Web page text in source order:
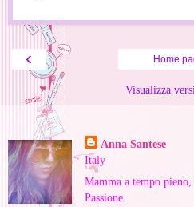
‹ Home
Visualizza
Informazioni personali
Anna Santese
Italy
Mamma a tempo
Passione.